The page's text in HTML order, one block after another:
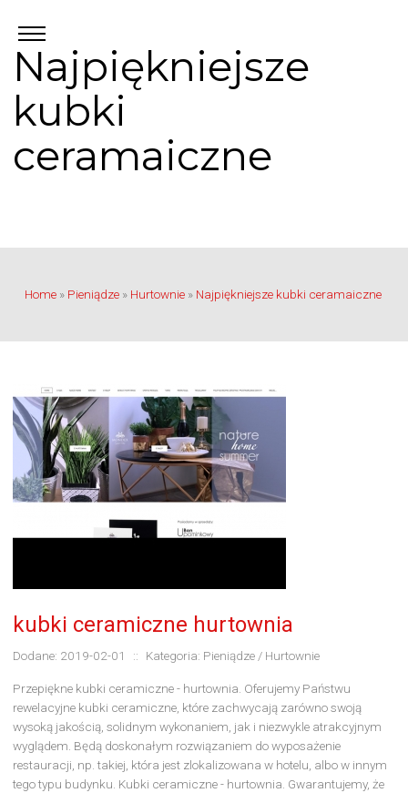
Najpiękniejsze
kubki
ceramaiczne
Home » Pieniądze » Hurtownie » Najpiękniejsze kubki ceramaiczne
kubki ceramiczne hurtownia
Dodane: 2019-02-01 :: Kategoria: Pieniądze / Hurtownie
Przepiękne kubki ceramiczne - hurtownia. Oferujemy Państwu
rewelacyjne kubki ceramiczne, które zachwycają zarówno swoją
wysoką jakością, solidnym wykonaniem, jak i niezwykle atrakcyjnym
wyglądem. Będą doskonałym rozwiązaniem do wyposażenie
restauracji, np. takiej, która jest zlokalizowana w hotelu, albo w innym
tego typu budynku. Kubki ceramiczne - hurtownia. Gwarantujemy, że